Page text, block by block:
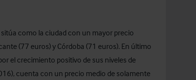
como la ciudad con un mayor precio
(77 euros) y Córdoba (71 euros). En último
el crecimiento positivo de sus niveles de
cuenta con un precio medio de solamente